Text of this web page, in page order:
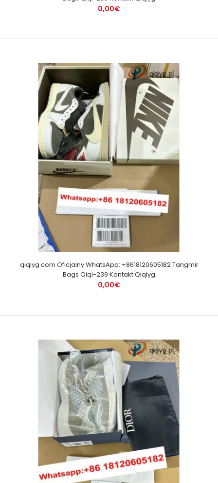
0,00€
qiqiyg.com Oficjalny WhatsApp: +8618120605182 Tangmir
Bags Qiqi-239 Kontakt Qiqiyg
0,00€